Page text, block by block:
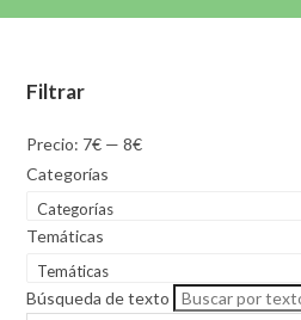
Filtrar
Precio: 7€ —8€
Categorías
Categorías
Temáticas
Temáticas
Búsqueda de texto